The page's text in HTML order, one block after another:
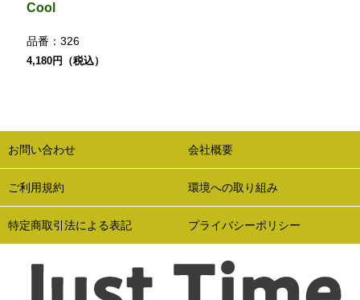
Cool
品番： 326
4,180円（税込）
お問い合わせ 会社概要
ご利用規約 環境への取り組み
特定商取引法による表記 プライバシーポリシー